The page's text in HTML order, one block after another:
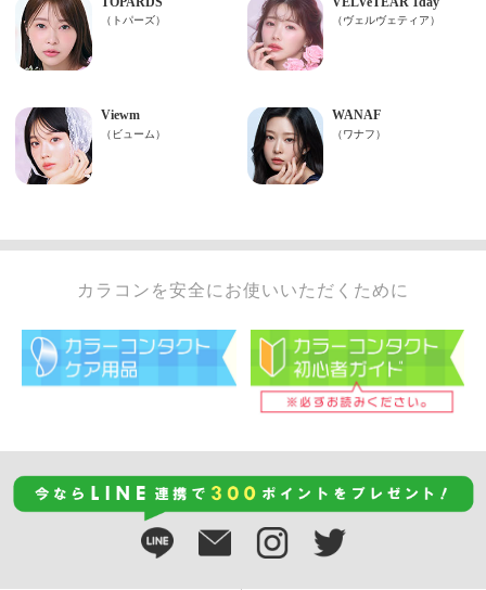
カラコンを安全にお使いいただくために